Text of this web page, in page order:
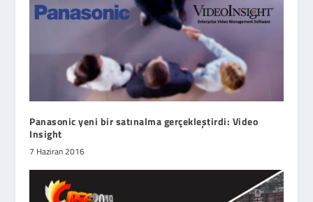
Panasonic yeni bir satınalma gerçekleştirdi: Video
Insight
7 Haziran 2016